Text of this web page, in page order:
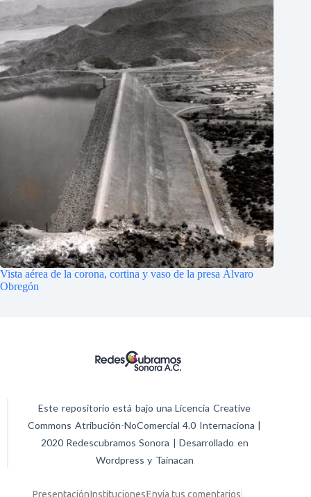
Vista aérea de la corona, cortina y vaso de la presa Álvaro
Obregón
Este repositorio está bajo una Licencia Creative
Commons Atribución-NoComercial 4.0 Internaciona |
2020 Redescubramos Sonora | Desarrollado en
Wordpress y Tainacan
PresentaciónInstitucionesEnvía tus comentarios